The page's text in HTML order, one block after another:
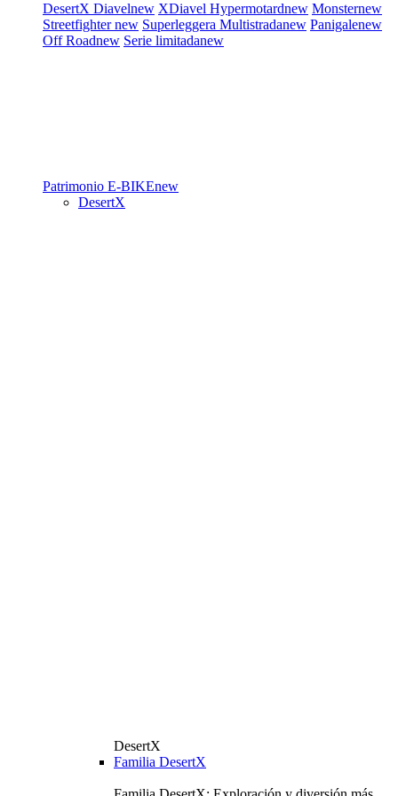
DesertX Diavelnew XDiavel Hypermotardnew Monsternew
Streetfighternew Superleggera Multistradanew Panigalenew
Off Roadnew Serie limitadanew
Patrimonio E-BIKEnew
DesertX
DesertX
Familia DesertX